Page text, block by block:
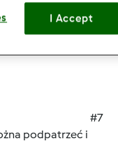
komentarze
#7
podpatrzeć i
I Accept